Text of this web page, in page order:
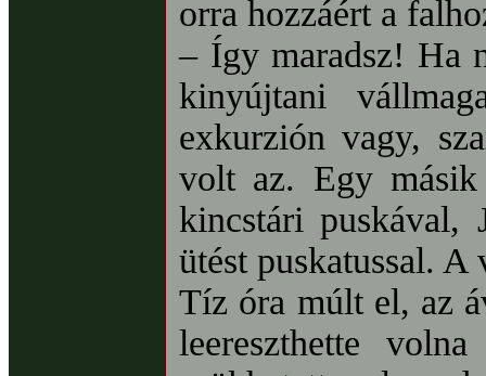
orra hozzáért a
– Így maradsz! Ha
kinyújtani
exkurzión vagy,
volt az. Egy másik
kincstári puskával,
ütést puskatussal.
Tíz óra múlt el, az
leereszthette